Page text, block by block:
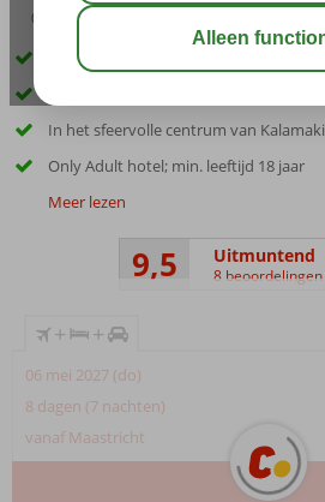
03:05
Inclusief huurauto
In het sfeervolle centrum van Kalamaki
Only Adult hotel; min. leeftijd 18 jaar
Meer lezen
9,5 Uitmuntend
8 beoordelingen
+ +
06 mei 2027 (do)
8 dagen (7 nachten)
vanaf Maastricht